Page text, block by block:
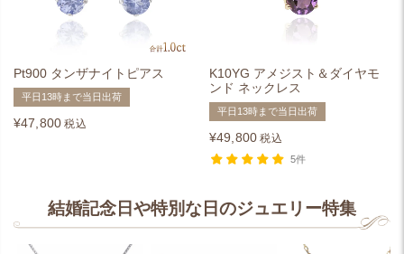
Pt900 タンザナイトピアス
平日13時まで当日出荷
¥47,800 税込
K10YG アメジスト＆ダイヤモ
ンド ネックレス
平日13時まで当日出荷
¥49,800 税込
5件
結婚記念日や特別な日のジュエリー特集